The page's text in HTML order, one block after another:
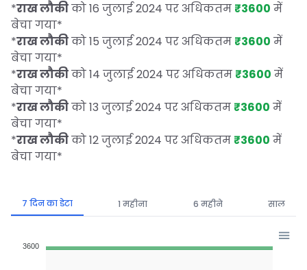
*राख लौकीको 16 जुलाई 2024 पर अधिकतम ₹3600 में
बेचा गया*
*राख लौकीको 15 जुलाई 2024 पर अधिकतम ₹3600 में
बेचा गया*
*राख लौकीको 14 जुलाई 2024 पर अधिकतम ₹3600 में
बेचा गया*
*राख लौकीको 13 जुलाई 2024 पर अधिकतम ₹3600 में
बेचा गया*
*राख लौकीको 12 जुलाई 2024 पर अधिकतम ₹3600 में
बेचा गया*
7 दिन का डेटा 1 महीना 6 महीने साल
3600